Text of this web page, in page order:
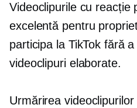
Videoclipurile cu reacție
excelentă pentru
participa la TikTok fără
videoclipuri elaborate.
Urmărirea